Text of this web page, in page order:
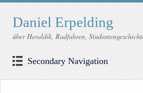
Daniel Erpelding
über Heraldik, Radfahren,
Secondary Navigation